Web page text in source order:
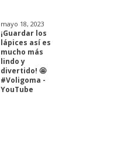
mayo 18, 2023
¡Guardar los
lápices así es
mucho más
lindo y
divertido! 🤩
#Voligoma -
YouTube